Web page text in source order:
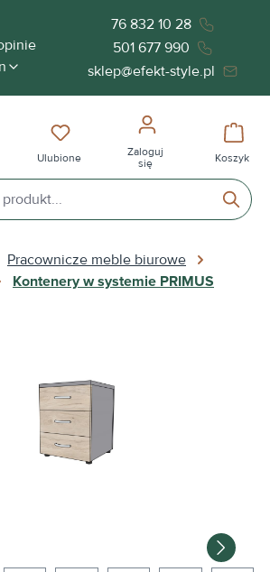
76 832 10 28
501 677 990
sklep@efekt-style.pl
Masz 0 przedmioty na liście
Ulubione
Zaloguj
się
Koszyk
Pracownicze meble biurowe
Kontenery w systemie PRIMUS